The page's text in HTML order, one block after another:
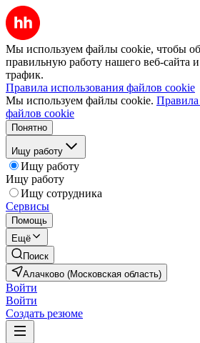
Мы используем файлы cookie, чтобы
правильную работу нашего веб-сайта и
трафик.
Правила использования файлов cookie
Мы используем файлы cookie. Правила
файлов cookie
Понятно
Ищу работу
Ищу работу
Ищу работу
Ищу сотрудника
Сервисы
Помощь
Ещё
Поиск
Алачково (Московская область)
Войти
Войти
Создать резюме